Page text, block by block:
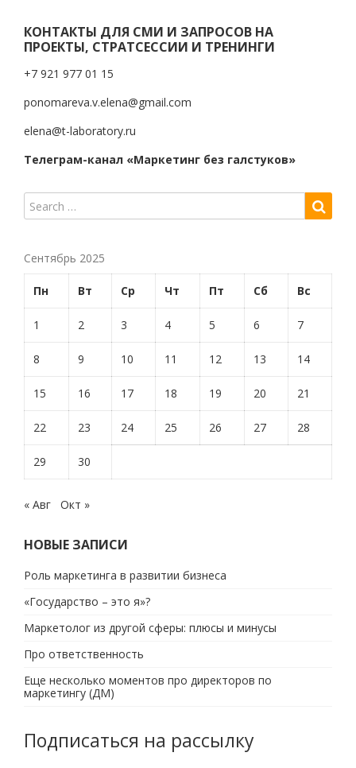
КОНТАКТЫ ДЛЯ СМИ И ЗАПРОСОВ НА
ПРОЕКТЫ, СТРАТСЕССИИ И ТРЕНИНГИ
+7 921 977 01 15
ponomareva.v.elena@gmail.com
elena@t-laboratory.ru
Телеграм-канал «Маркетинг без галстуков»
Сентябрь 2025
Пн Вт Ср Чт Пт Сб Вс
1 2 3 4 5 6 7
8 9 10 11 12 13 14
15 16 17 18 19 20 21
22 23 24 25 26 27 28
29 30
« Авг Окт »
НОВЫЕ ЗАПИСИ
Роль маркетинга в развитии бизнеса
«Государство – это я»?
Маркетолог из другой сферы: плюсы и минусы
Про ответственность
Еще несколько моментов про директоров по
маркетингу (ДМ)
Подписаться на рассылку